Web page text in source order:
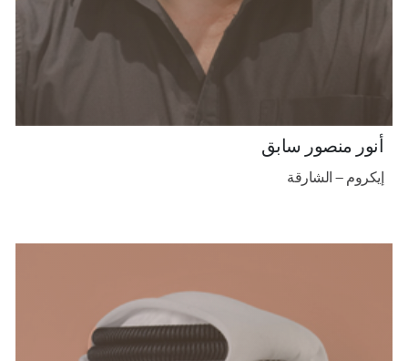
أنور منصور سابق
إيكروم – الشارقة